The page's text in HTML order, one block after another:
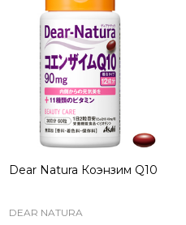
Dear Natura Коэнзим Q10
DEAR NATURA